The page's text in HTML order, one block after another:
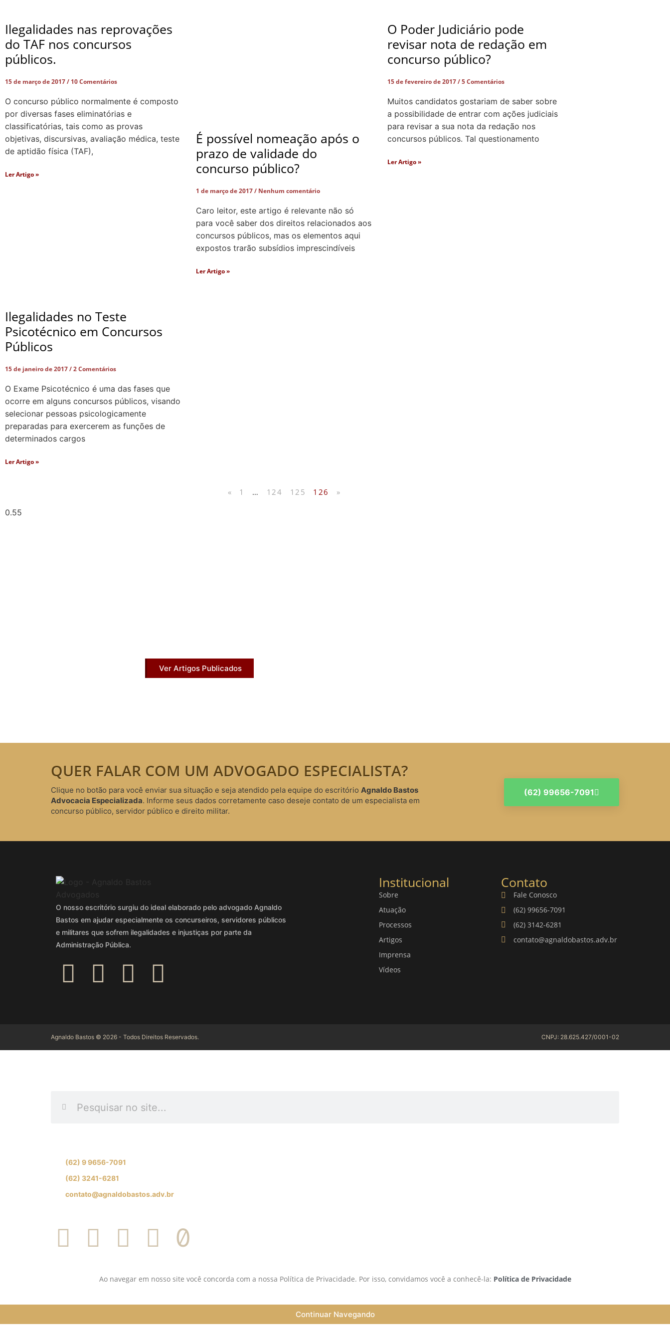
Ilegalidades nas reprovações
do TAF nos concursos
públicos.
15 de março de 2017 10 Comentários
O concurso público normalmente é composto
por diversas fases eliminatórias e
classificatórias, tais como as provas
objetivas, discursivas, avaliação médica, teste
de aptidão física (TAF),
Ler Artigo »
É possível nomeação após o
prazo de validade do
concurso público?
1 de março de 2017 Nenhum comentário
Caro leitor, este artigo é relevante não só
para você saber dos direitos relacionados aos
concursos públicos, mas os elementos aqui
expostos trarão subsídios imprescindíveis
Ler Artigo »
O Poder Judiciário pode
revisar nota de redação em
concurso público?
15 de fevereiro de 2017 5 Comentários
Muitos candidatos gostariam de saber sobre
a possibilidade de entrar com ações judiciais
para revisar a sua nota da redação nos
concursos públicos. Tal questionamento
Ler Artigo »
Ilegalidades no Teste
Psicotécnico em Concursos
Públicos
15 de janeiro de 2017 2 Comentários
O Exame Psicotécnico é uma das fases que
ocorre em alguns concursos públicos, visando
selecionar pessoas psicologicamente
preparadas para exercerem as funções de
determinados cargos
Ler Artigo »
« 1 … 124 125 126 »
Ver Artigos Publicados
QUER FALAR COM UM ADVOGADO ESPECIALISTA?
Clique no botão para você enviar sua situação e seja atendido pela equipe do escritório Agnaldo Bastos
Advocacia Especializada. Informe seus dados corretamente caso deseje contato de um especialista em
concurso público, servidor público e direito militar.
(62) 99656-7091
O nosso escritório surgiu do ideal elaborado pelo advogado Agnaldo
Bastos em ajudar especialmente os concurseiros, servidores públicos
e militares que sofrem ilegalidades e injustiças por parte da
Administração Pública.
Institucional
Sobre
Atuação
Processos
Artigos
Imprensa
Vídeos
Contato
Fale Conosco
(62) 99656-7091
(62) 3142-6281
contato@agnaldobastos.adv.br
Agnaldo Bastos © 2026 - Todos Direitos Reservados. CNPJ: 28.625.427/0001-02
(62) 9 9656-7091
(62) 3241-6281
contato@agnaldobastos.adv.br
Ao navegar em nosso site você concorda com a nossa Política de Privacidade. Por isso, convidamos você a conhecê-la: Política de Privacidade
Continuar Navegando